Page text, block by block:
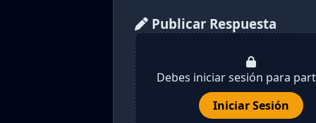
Publicar Respuesta
Debes iniciar sesión para
Iniciar Sesión